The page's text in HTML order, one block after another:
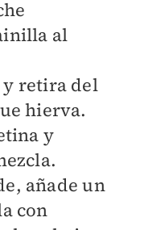
al
y retira del
hierva.
y
añade un
con